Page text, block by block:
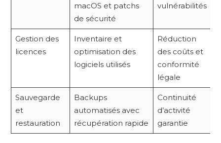
macOS et patchs
de sécurité
vulnérabilités
Gestion des
licences
Inventaire et
optimisation des
logiciels utilisés
Réduction
des coûts et
conformité
légale
Sauvegarde
et
restauration
Backups
automatisés avec
récupération rapide
Continuité
d’activité
garantie